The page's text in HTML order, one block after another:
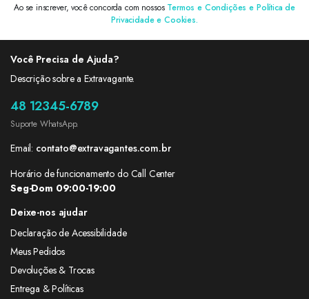
Ao se inscrever, você concorda com nossos Termos e Condições e Política de
Privacidade e Cookies.
Você Precisa de Ajuda?
Descrição sobre a Extravagante.
48 12345-6789
Suporte WhatsApp.
Email: contato@extravagantes.com.br
Horário de funcionamento do Call Center
Seg-Dom 09:00-19:00
Deixe-nos ajudar
Declaração de Acessibilidade
Meus Pedidos
Devoluções & Trocas
Entrega & Políticas